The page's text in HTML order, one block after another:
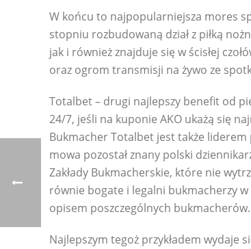
W końcu to najpopularniejsza mores
stopniu rozbudowaną dział z piłką
jak i również znajduje się w ścisłej
oraz ogrom transmisji na żywo ze
Totalbet – drugi najlepszy benefit od
24/7, jeśli na kuponie AKO ukażą się
Bukmacher Totalbet jest także liderem
mowa pozostał znany polski
Zakłady Bukmacherskie, które nie
równie bogate i legalni bukmacherzy
opisem poszczególnych bukmacherów.
Najlepszym tegoż przykładem wydaje